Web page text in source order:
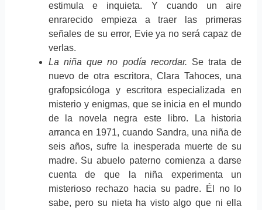
estimula e inquieta. Y cuando un aire
enrarecido empieza a traer las primeras
señales de su error, Evie ya no será capaz de
verlas.
La niña que no podía recordar. Se trata de
nuevo de otra escritora, Clara Tahoces, una
grafopsicóloga y escritora especializada en
misterio y enigmas, que se inicia en el mundo
de la novela negra este libro. La historia
arranca en 1971, cuando Sandra, una niña de
seis años, sufre la inesperada muerte de su
madre. Su abuelo paterno comienza a darse
cuenta de que la niña experimenta un
misterioso rechazo hacia su padre. Él no lo
sabe, pero su nieta ha visto algo que ni ella